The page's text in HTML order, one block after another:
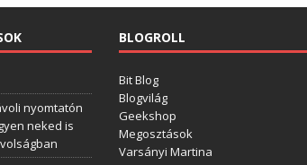
nyomtatón
neked is
BLOGROLL
Bit Blog
Blogvilág
Geekshop
Megosztások
Varsányi Martina